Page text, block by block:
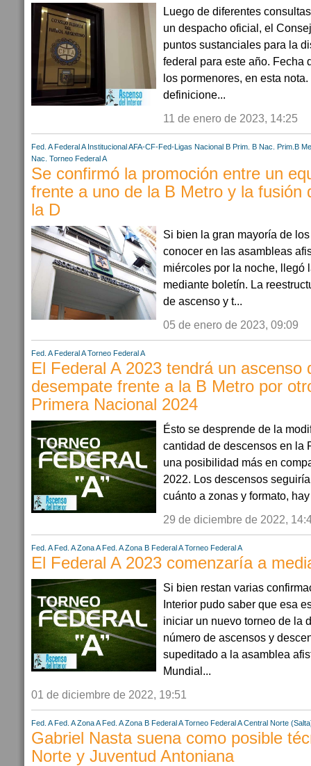
Luego de diferentes
un despacho oficial, el
puntos sustanciales para la
federal para este año. Fecha
los pormenores, en esta
definicione...
11 de enero de 2023, 14:25
Fed. A Federal A Institucional AFA-CF-Fed-Ligas Nacional B Prim. B Nac. Prim.B
Nac. Torneo Federal A
Se confirmó la promoción entre un
frente a uno de la B Metro y la fusión
la D
Si bien la gran mayoría de
conocer en las asambleas
miércoles por la noche, llegó
mediante boletín. La
de ascenso y t...
05 de enero de 2023, 09:09
Fed. A Federal A Torneo Federal A
El Federal A 2023 tendrá un ascenso
desempate frente a la B Metro por
Primera Nacional 2024
Ésto se desprende de la
cantidad de descensos en la
una posibilidad más en
2022. Los descensos
cuánto a zonas y formato,
29 de diciembre de 2022,
Fed. A Fed. A Zona A Fed. A Zona B Federal A Torneo Federal A
El Federal A 2023 comenzaría a
Si bien restan varias
Interior pudo saber que esa
iniciar un nuevo torneo de la
número de ascensos y
supeditado a la asamblea
Mundial...
01 de diciembre de 2022, 19:51
Fed. A Fed. A Zona A Fed. A Zona B Federal A Torneo Federal A Central Norte
Gabriel Nasta suena como posible
Norte y Juventud Antoniana